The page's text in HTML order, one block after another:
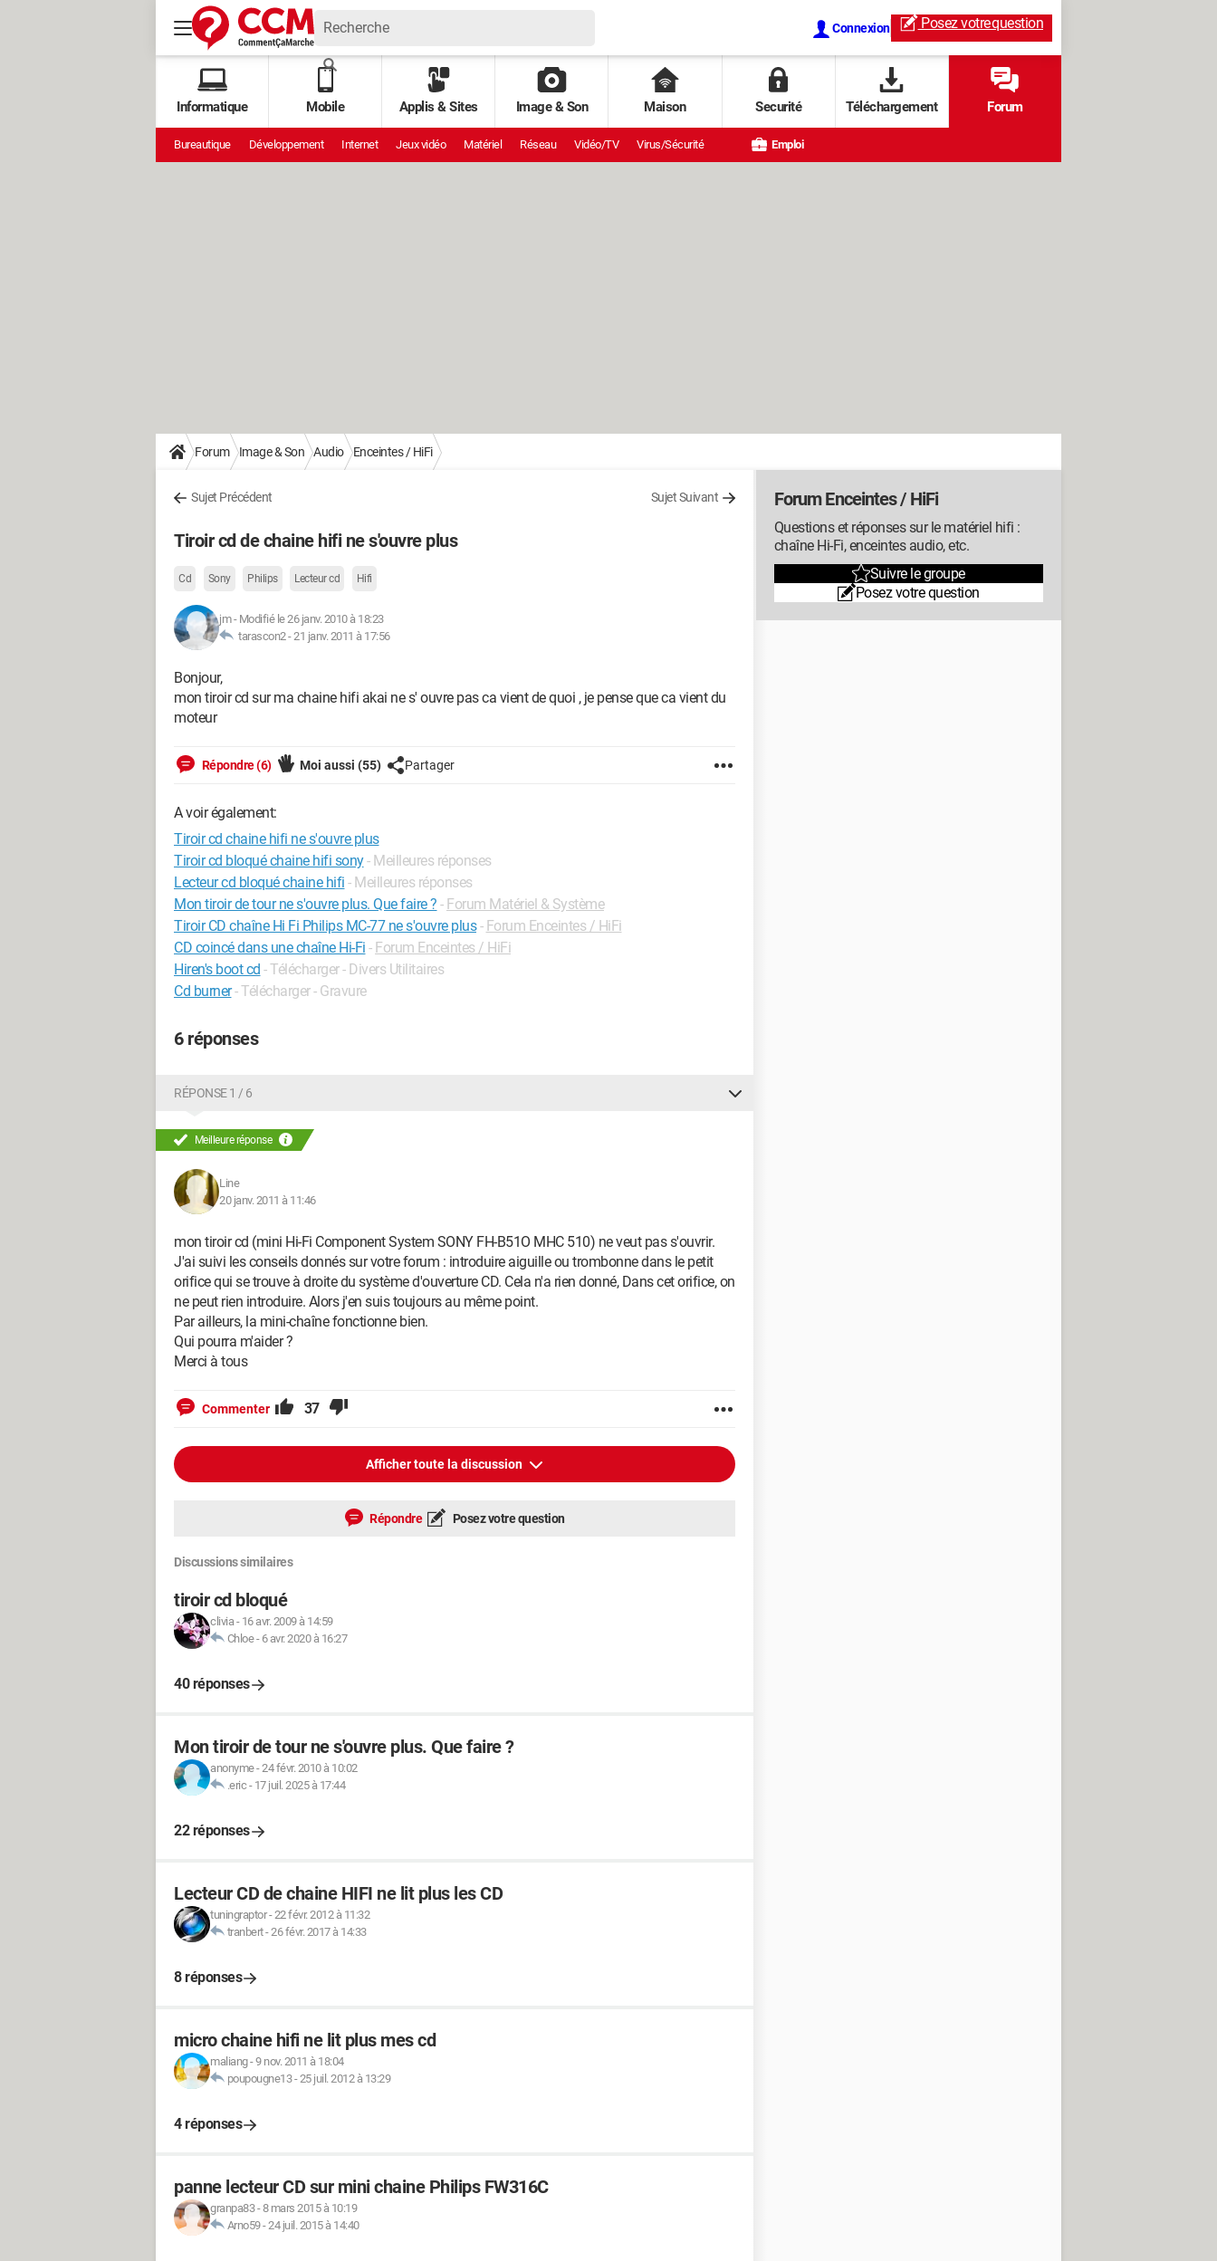
Connexion Posez votrequestion
Informatique Mobile Applis & Sites Image & Son Maison Securité Téléchargement Forum
Bureautique Développement Internet Jeux vidéo Matériel Réseau Vidéo/TV Virus/Sécurité Emploi
Forum Image & Son Audio Enceintes / HiFi
Sujet Précédent Sujet Suivant
Tiroir cd de chaine hifi ne s'ouvre plus
Cd Sony Philips Lecteur cd Hifi
jm- Modifié le 26 janv. 2010 à 18:23
tarascon2 -21 janv. 2011 à 17:56
Bonjour,
mon tiroir cd sur ma chaine hifi akai ne s' ouvre pas ca vient de quoi , je pense que ca vient du
moteur
Répondre (6) Moi aussi (55) Partager
A voir également:
Tiroir cd chaine hifi ne s'ouvre plus
Tiroir cd bloqué chaine hifi sony- Meilleures réponses
Lecteur cd bloqué chaine hifi - Meilleures réponses
Mon tiroir de tour ne s'ouvre plus. Que faire ? - Forum Matériel & Système
Tiroir CD chaîne Hi Fi Philips MC-77 ne s'ouvre plus - Forum Enceintes / HiFi
CD coincé dans une chaîne Hi-Fi - Forum Enceintes / HiFi
Hiren's boot cd - Télécharger - Divers Utilitaires
Cd burner- Télécharger - Gravure
6 réponses
RÉPONSE 1 / 6
Meilleure réponse
Line
20 janv. 2011 à 11:46
mon tiroir cd (mini Hi-Fi Component System SONY FH-B51O MHC 510) ne veut pas s'ouvrir.
J'ai suivi les conseils donnés sur votre forum : introduire aiguille ou trombonne dans le petit
orifice qui se trouve à droite du système d'ouverture CD. Cela n'a rien donné, Dans cet orifice, on
ne peut rien introduire. Alors j'en suis toujours au même point.
Par ailleurs, la mini-chaîne fonctionne bien.
Qui pourra m'aider ?
Merci à tous
Commenter 37
Afficher toute la discussion
Répondre Posez votre question
Discussions similaires
tiroir cd bloqué
clivia- 16 avr. 2009 à 14:59
Chloe- 6 avr. 2020 à 16:27
40 réponses
Mon tiroir de tour ne s'ouvre plus. Que faire ?
anonyme-24 févr. 2010 à 10:02
.eric - 17 juil. 2025 à 17:44
22 réponses
Lecteur CD de chaine HIFI ne lit plus les CD
tuningraptor-22 févr. 2012 à 11:32
tranbert-26 févr. 2017 à 14:33
8 réponses
micro chaine hifi ne lit plus mes cd
maliang-9 nov. 2011 à 18:04
poupougne13-25 juil. 2012 à 13:29
4 réponses
panne lecteur CD sur mini chaine Philips FW316C
granpa83-8 mars 2015 à 10:19
Arno59-24 juil. 2015 à 14:40
Forum Enceintes / HiFi
Questions et réponses sur le matériel hifi :
chaîne Hi-Fi, enceintes audio, etc.
Suivre le groupe
Posez votre question